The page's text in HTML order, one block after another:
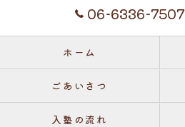
06-6336-7507
ホーム
ごあいさつ
入塾の流れ